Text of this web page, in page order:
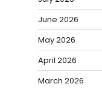
June 2026
May 2026
April 2026
March 2026